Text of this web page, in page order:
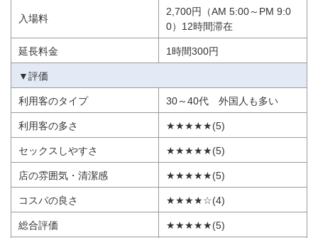
入場料
2,700円（AM 5:00～PM 9:0
0）12時間滞在
延長料金 1時間300円
▼評価
利用客のタイプ 30～40代 外国人も多い
利用客の多さ ★★★★★(5)
セックスしやすさ ★★★★★(5)
店の雰囲気・清潔感 ★★★★★(5)
コスパの良さ ★★★★☆(4)
総合評価 ★★★★★(5)